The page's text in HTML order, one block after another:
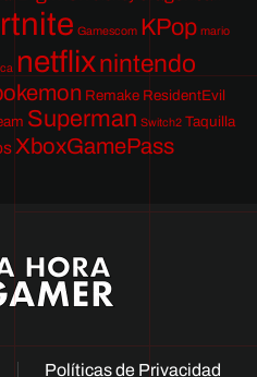
Gamescom KPop mario
netflixnintendo
Remake ResidentEvil
Superman Switch2 Taquilla
XboxGamePass
Políticas de Privacidad